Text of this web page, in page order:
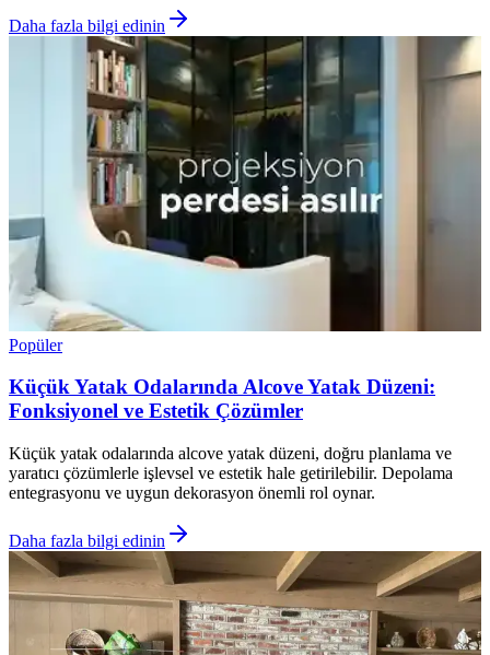
Daha fazla bilgi edinin
Popüler
Küçük Yatak Odalarında Alcove Yatak Düzeni:
Fonksiyonel ve Estetik Çözümler
Küçük yatak odalarında alcove yatak düzeni, doğru planlama ve
yaratıcı çözümlerle işlevsel ve estetik hale getirilebilir. Depolama
entegrasyonu ve uygun dekorasyon önemli rol oynar.
Daha fazla bilgi edinin